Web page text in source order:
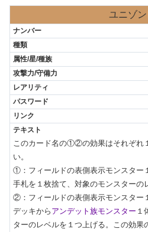
ユニゾ
このカード名の①②の効果はそれぞれ
い。
①：フィールドの表側表示モンスター
手札を１枚捨て、対象のモンスターの
②：フィールドの表側表示モンスター
デッキから アンデット族モンスター １
ターのレベルを１つ上げる。この効果